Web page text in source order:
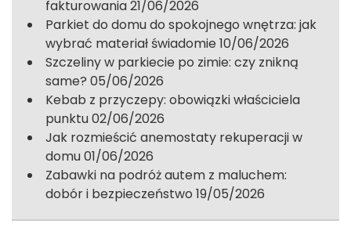
fakturowania21/06/2026
Parkiet do domu do spokojnego wnętrza: jak
wybrać materiał świadomie 10/06/2026
Szczeliny w parkiecie po zimie: czy znikną
same? 05/06/2026
Kebab z przyczepy: obowiązki właściciela
punktu02/06/2026
Jak rozmieścić anemostaty rekuperacji w
domu01/06/2026
Zabawki na podróż autem z maluchem:
dobór i bezpieczeństwo 19/05/2026